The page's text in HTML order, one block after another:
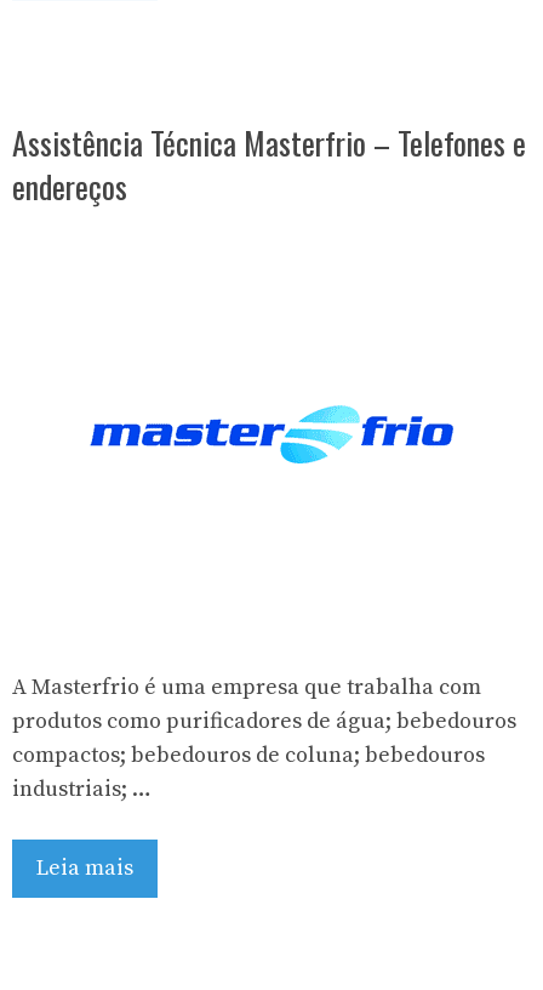
Assistência Técnica Masterfrio – Telefones e
endereços
A Masterfrio é uma empresa que trabalha com
produtos como purificadores de água; bebedouros
compactos; bebedouros de coluna; bebedouros
industriais; …
Leia mais